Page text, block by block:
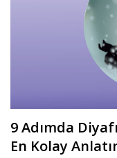
9 Adımda
En Kolay